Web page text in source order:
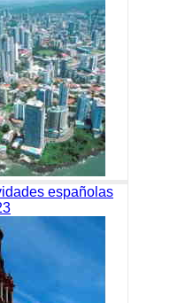
españolas